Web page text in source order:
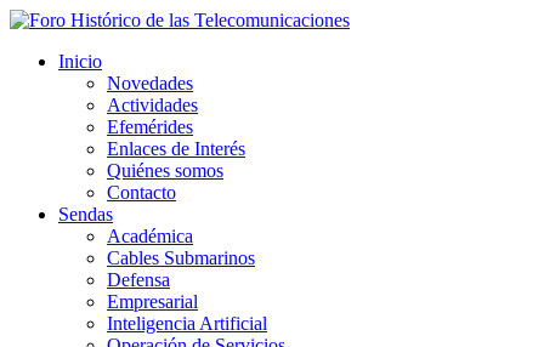
Inicio
Novedades
Actividades
Efemérides
Enlaces de Interés
Quiénes somos
Contacto
Sendas
Académica
Cables Submarinos
Defensa
Empresarial
Inteligencia Artificial